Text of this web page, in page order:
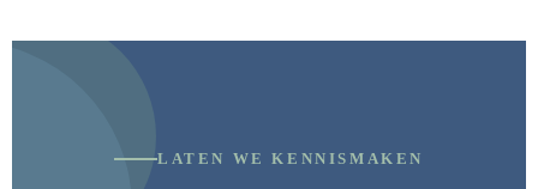
LATEN WE KENNISMAKEN